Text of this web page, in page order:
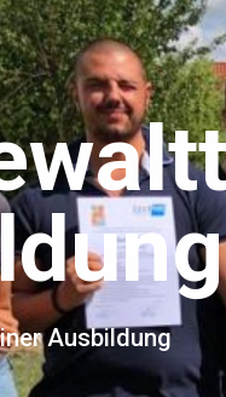
Ausbildung